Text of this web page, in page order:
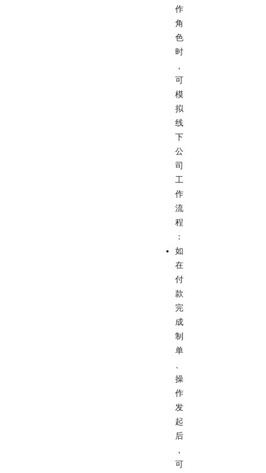
作
角
色
时
，
可
模
拟
线
下
公
司
工
作
流
程
：
如
在
付
款
完
成
制
单
操
作
发
起
后
，
可